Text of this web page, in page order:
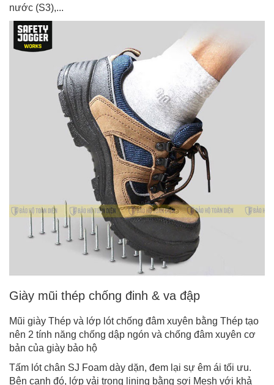
nước (S3),...
Giày mũi thép chống đinh & va đập
Mũi giày Thép và lớp lót chống đâm xuyên bằng Thép tạo
nên 2 tính năng chống dập ngón và chống đâm xuyên cơ
bản của giày bảo hộ
Tấm lót chân SJ Foam dày dặn, đem lại sự êm ái tối ưu.
Bên cạnh đó, lớp vải trong lining bằng sợi Mesh với khả